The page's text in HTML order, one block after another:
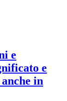
e
e
in